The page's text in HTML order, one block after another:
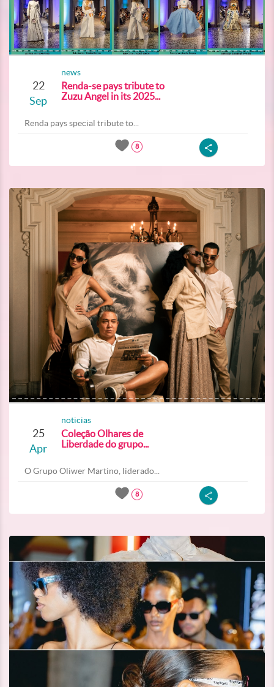
22
Sep
news
Renda-se pays tribute to
Zuzu Angel in its 2025...
Renda pays special tribute to...
8
25
Apr
noticias
Coleção Olhares de
Liberdade do grupo...
O Grupo Oliwer Martino, liderado...
8